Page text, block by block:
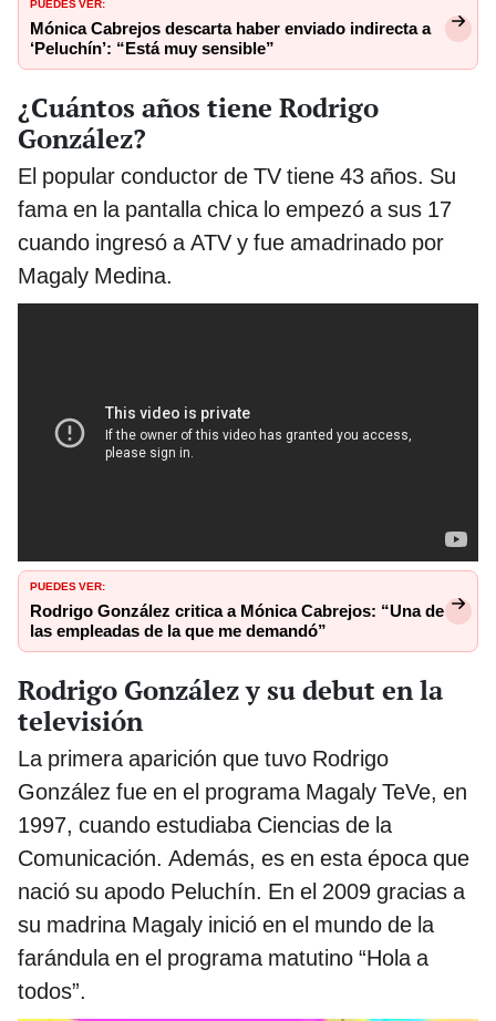
Mónica Cabrejos descarta haber enviado indirecta a
‘Peluchín’: “Está muy sensible”
¿Cuántos años tiene Rodrigo
González?
El popular conductor de TV tiene 43 años. Su
fama en la pantalla chica lo empezó a sus 17
cuando ingresó a ATV y fue amadrinado por
Magaly Medina.
PUEDES VER:
Rodrigo González critica a Mónica Cabrejos: “Una de
las empleadas de la que me demandó”
Rodrigo González y su debut en la
televisión
La primera aparición que tuvo Rodrigo
González fue en el programa Magaly TeVe, en
1997, cuando estudiaba Ciencias de la
Comunicación. Además, es en esta época que
nació su apodo Peluchín. En el 2009 gracias a
su madrina Magaly inició en el mundo de la
farándula en el programa matutino “Hola a
todos”.